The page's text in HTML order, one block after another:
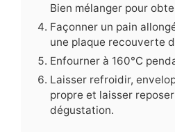
Bien mélanger pour
Façonner un pain
une plaque recouverte
Enfourner à 160°C
Laisser refroidir,
propre et laisser
dégustation.